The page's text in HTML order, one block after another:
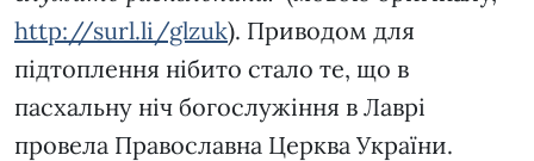
http://surl.li/glzuk). Приводом для
підтоплення нібито стало те, що в
пасхальну ніч богослужіння в Лаврі
провела Православна Церква України.